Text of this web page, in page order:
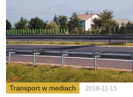
Transport w mediach 2018-11-15